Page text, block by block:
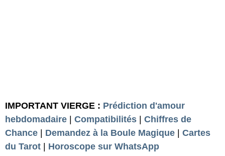
IMPORTANT VIERGE : Prédiction d'amour
hebdomadaire
Compatibilités
Chiffres de
Chance
Demandez à la Boule Magique
Cartes
du Tarot
Horoscope sur WhatsApp